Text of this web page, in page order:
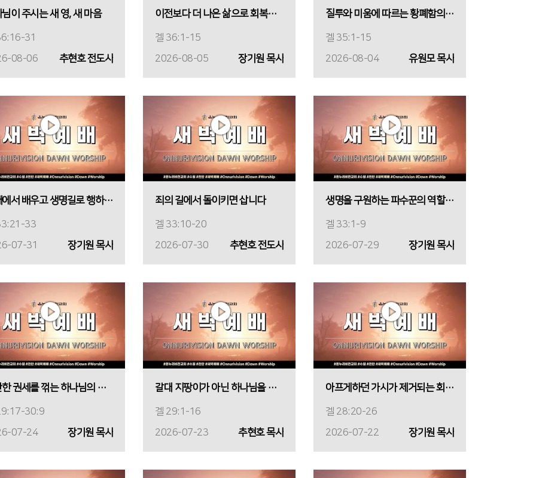
이 주시는 새 영, 새 마음
31
08-06
추현호 전도사
이전보다 더 나은 삶으로 회복시키십니다
겔 36:1-15
2026-08-05
장기원 목사
질투와 미움에 따르는 황폐함의 심판
겔 35:1-15
2026-08-04
유원모 목사
실패에서 배우고 생명길로 행하십시오
33
07-31
장기원 목사
죄의 길에서 돌이키면 삽니다
겔 33:10-20
2026-07-30
추현호 전도사
생명을 구원하는 파수꾼의 역할과 사명
겔 33:1-9
2026-07-29
장기원 목사
교만한 권세를 꺾는 하나님의 도구
30:9
07-24
장기원 목사
갈대 지팡이가 아닌 하나님을 붙드십시오
겔 29:1-16
2026-07-23
추현호 목사
아프게하던 가시가 제거되는 회복의 날
겔 28:20-26
2026-07-22
장기원 목사